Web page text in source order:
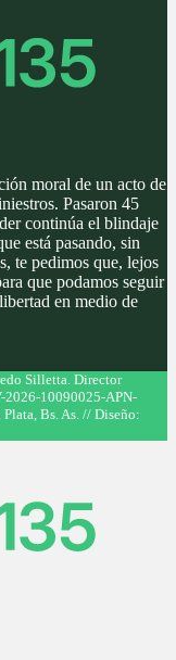
moral de un acto de
Pasaron 45
continúa el blindaje
está pasando, sin
te pedimos que, lejos
que podamos seguir
en medio de
Silletta. Director
2026-10090025-APN-
Bs. As. // Diseño: